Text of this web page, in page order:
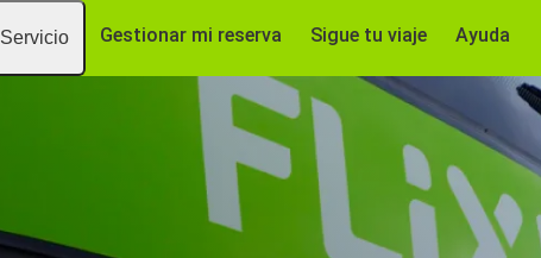
Servicio Gestionar mi reserva Sigue tu viaje Ayuda